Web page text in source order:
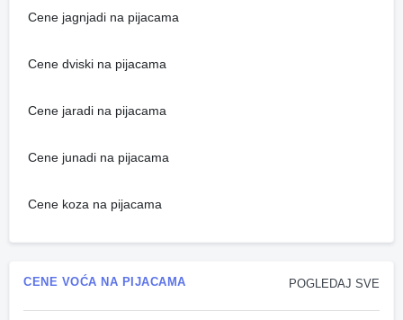
Cene jagnjadi na pijacama
Cene dviski na pijacama
Cene jaradi na pijacama
Cene junadi na pijacama
Cene koza na pijacama
POGLEDAJ SVE
CENE VOĆA NA PIJACAMA